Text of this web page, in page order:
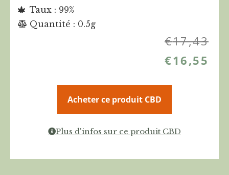
Taux : 99%
Quantité : 0.5g
€17,43
€16,55
Acheter ce produit CBD
Plus d'infos sur ce produit CBD